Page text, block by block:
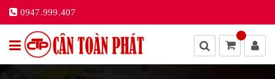
0947.999.407